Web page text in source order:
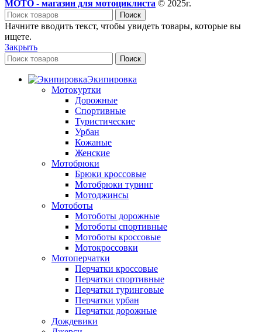
МОТО - магазин для мотоциклиста © 2025г.
Поиск
Начните вводить текст, чтобы увидеть товары, которые вы
ищете.
Закрыть
Поиск
Экипировка
Мотокуртки
Дорожные
Спортивные
Туристические
Урбан
Кожаные
Женские
Мотобрюки
Брюки кроссовые
Мотобрюки туринг
Мотоджинсы
Мотоботы
Мотоботы дорожные
Мотоботы спортивные
Мотоботы кроссовые
Мотокроссовки
Мотоперчатки
Перчатки кроссовые
Перчатки спортивные
Перчатки туринговые
Перчатки урбан
Перчатки дорожные
Дождевики